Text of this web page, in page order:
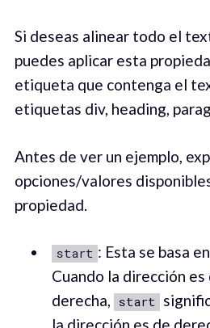
Si deseas alinear todo el
puedes aplicar esta
etiqueta que contenga el
etiquetas div, heading,
Antes de ver un ejemplo,
opciones/valores
propiedad.
start : Esta se basa
Cuando la dirección
derecha, start